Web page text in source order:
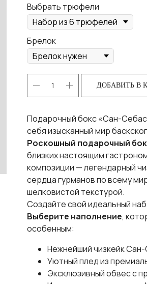
Выбрать трюфели
Брелок
ДОБАВИТЬ В
Подарочный бокс «Сан-
себя изысканный мир
Роскошный подарочный
близких настоящим
композиции — легендарный
сердца гурманов по всему
шелковистой текстурой.
Создайте свой идеальный
Выберите наполнение,
особенным:
Нежнейший чизкейк
Уютный плед из
Эксклюзивный обвес с